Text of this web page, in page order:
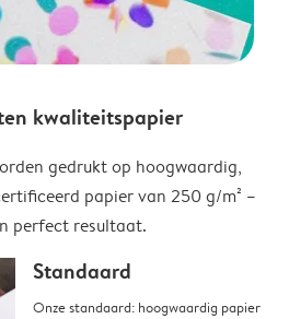
kwaliteitspapier
gedrukt op hoogwaardig,
papier van 250 g/m² –
perfect resultaat.
Standaard
Onze standaard: hoogwaardig papier